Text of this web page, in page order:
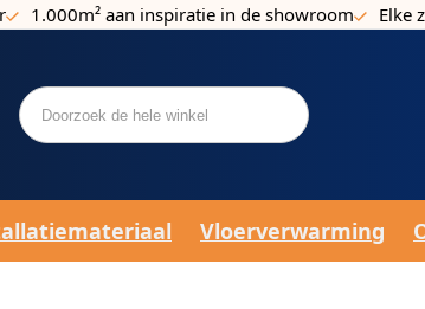
1.000m² aan inspiratie in de showroom Elke
Vloerverwarming